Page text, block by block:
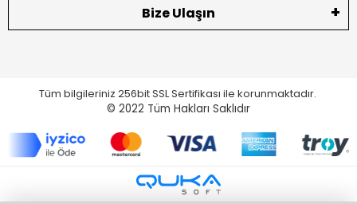
Bize Ulaşın
Tüm bilgileriniz 256bit SSL Sertifikası ile korunmaktadır.
© 2022 Tüm Hakları Saklıdır